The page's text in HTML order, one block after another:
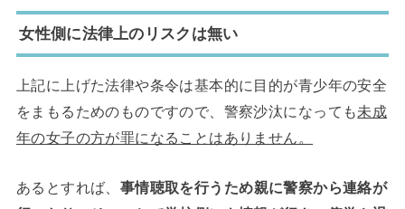
女性側に法律上のリスクは無い
上記に上げた法律や条令は基本的に目的が青少年の安全
をまもるためのものですので、警察沙汰になっても未成
年の女子の方が罪になることはありません。
あるとすれば、 事情聴取を行うため親に警察から連絡が